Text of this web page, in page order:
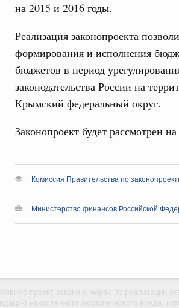
на 2015 и 2016 годы.
Реализация законопроекта
формирования и исполнения
бюджетов в период
законодательства России на
Крымский федеральный округ.
Законопроект будет рассмотрен
Комиссия Правительства по
Министерство финансов Российской
Ответственность
перевалке угля в портах
13 января 2022, четверг
вопросы работы
законопроектной
на 2022 год
2021 года №3994-р
11 октября 2021, понедельник
Экологическая безопасность.
Закон об
эковреда заработает с 1